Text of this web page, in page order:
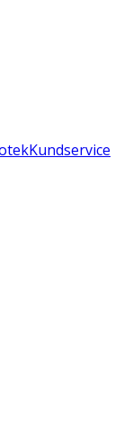
Kundservice